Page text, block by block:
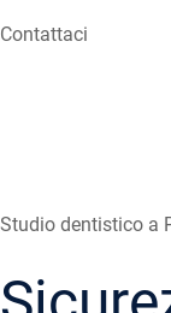
Contattaci
Studio dentistico a